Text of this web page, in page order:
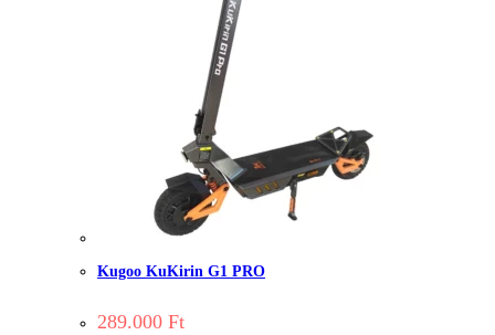
Kugoo KuKirin G1 PRO
289.000 Ft